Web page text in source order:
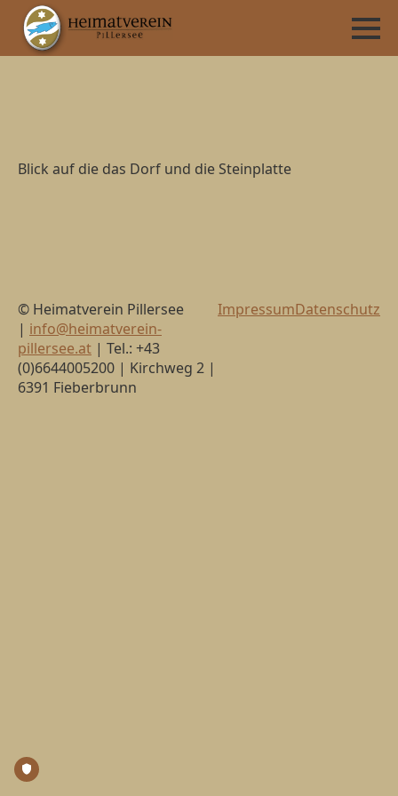
Blick auf die das Dorf und die Steinplatte
© Heimatverein Pillersee
| info@heimatverein-
pillersee.at | Tel.: +43
(0)6644005200 | Kirchweg 2 |
6391 Fieberbrunn
ImpressumDatenschutz